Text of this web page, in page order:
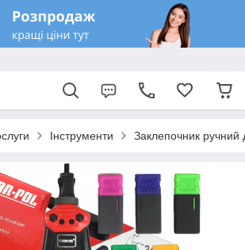
Інструменти Заклепочник ручний